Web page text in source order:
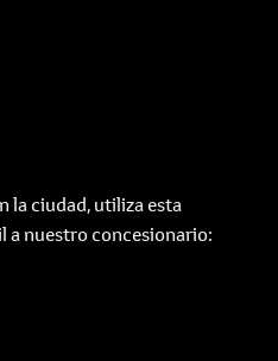
la ciudad, utiliza esta
a nuestro concesionario: